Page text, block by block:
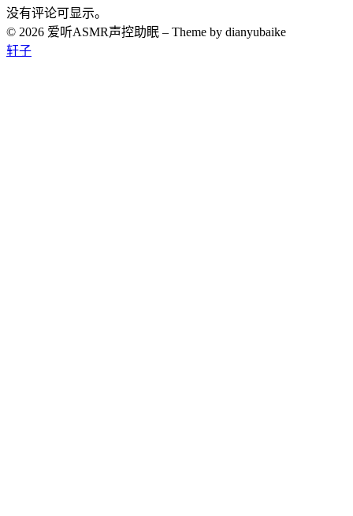
没有评论可显示。
© 2026 爱听ASMR声控助眠 – Theme by dianyubaike
轩子